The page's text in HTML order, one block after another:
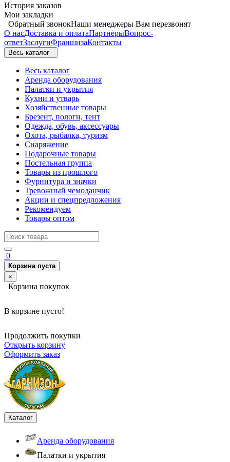
История заказов
Мои закладки
Обратный звонокНаши менеджеры Вам перезвонят
О насДоставка и оплатаПартнерыВопрос-
ответЗаслугиФраншизаКонтакты
Весь каталог
Весь каталог
Аренда оборудования
Палатки и укрытия
Кухни и утварь
Хозяйственные товары
Брезент, пологи, тент
Одежда, обувь, аксессуары
Охота, рыбалка, туризм
Снаряжение
Подарочные товары
Постельная группа
Товары из прошлого
Фурнитура и значки
Тревожный чемоданчик
Акции и спецпредложения
Рекомендуем
Товары оптом
0
Корзина пуста
×
Корзина покупок
В корзине пусто!
Продолжить покупки
Открыть корзину
Оформить заказ
Каталог
Аренда оборудования
Палатки и укрытия